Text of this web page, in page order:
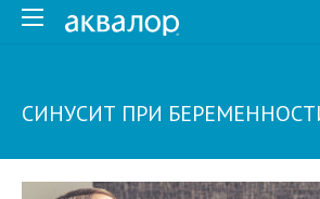
СИНУСИТ ПРИ